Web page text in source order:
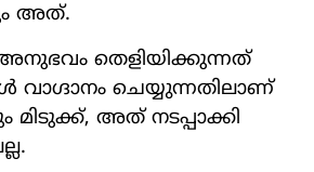
അത്.
തെളിയിക്കുന്നത്
വാഗ്ദാനം ചെയ്യുന്നതിലാണ്
മിടുക്ക്, അത് നടപ്പാക്കി